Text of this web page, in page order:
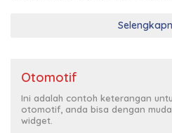
Otomotif
Ini adalah contoh keterangan
otomotif, anda bisa dengan
widget.